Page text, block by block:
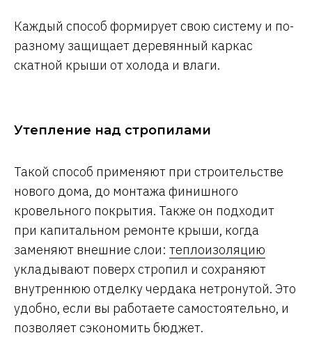
Каждый способ формирует свою систему и по-
разному защищает деревянный каркас
скатной крыши от холода и влаги.
Утепление над стропилами
Такой способ применяют при строительстве
нового дома, до монтажа финишного
кровельного покрытия. Также он подходит
при капитальном ремонте крыши, когда
заменяют внешние слои: теплоизоляцию
укладывают поверх стропил и сохраняют
внутреннюю отделку чердака нетронутой. Это
удобно, если вы работаете самостоятельно, и
позволяет сэкономить бюджет.